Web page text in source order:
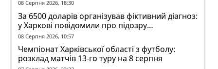
08 Серпня 2026, 18:30
За 6500 доларів організував фіктивний діагноз:
у Харкові повідомили про підозру
ексзавідувачу психлікарні
08 Серпня 2026, 10:57
Чемпіонат Харківської області з футболу:
розклад матчів 13-го туру на 8 серпня